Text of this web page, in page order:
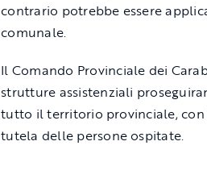
contrario potrebbe essere
comunale.
Il Comando Provinciale dei
strutture assistenziali
tutto il territorio provinciale, con
tutela delle persone ospitate.